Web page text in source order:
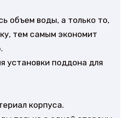
объем воды, а только то,
тем самым экономит
установки поддона для
корпуса.